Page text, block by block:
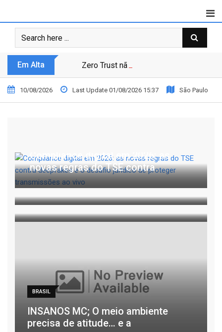
Em Alta Zero Trust não é modismo, é
10/08/2026 Last Update 01/08/2026 15:37 São Paulo
Compliance digital em 2026: as
novas regras do TSE contra
BELEZA
Alva lança linha de desodorantes em
refil como resposta ao
GERAL
Carlos Eduardo Rosalba Padilha
explica por que empresas familiares
devem
BRASIL
INSANOS MC; O meio ambiente
precisa de atitude… e a
Minerais críticos: No Peru, AMIG